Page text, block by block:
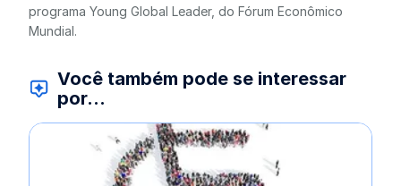
programa Young Global Leader, do Fórum Econômico
Mundial.
Você também pode se interessar
por...